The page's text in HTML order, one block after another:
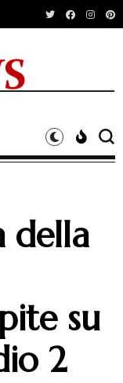
della
su
2